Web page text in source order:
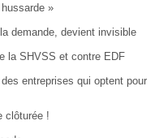
»
demande, devient invisible
la SHVSS et contre EDF
entreprises qui optent pour
clôturée !